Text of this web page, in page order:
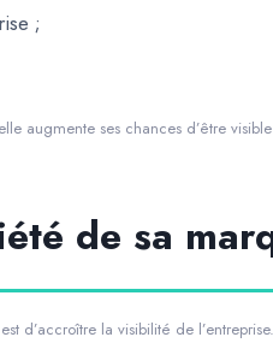
;
augmente ses chances d’être
de sa
d’accroître la visibilité de l’entreprise.